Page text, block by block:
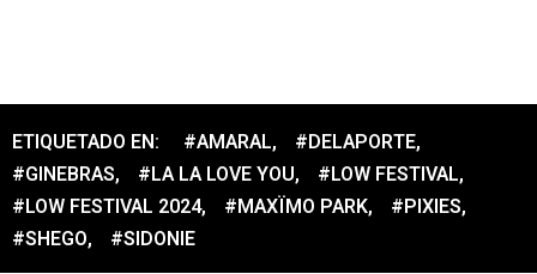
ETIQUETADO EN: #AMARAL, #DELAPORTE,
#GINEBRAS, #LA LA LOVE YOU, #LOW FESTIVAL,
#LOW FESTIVAL 2024, #MAXÏMO PARK, #PIXIES,
#SHEGO, #SIDONIE